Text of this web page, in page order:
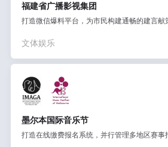
福建省广播影视集团
打造微信爆料平台，为市民构建通畅的建言献
文体娱乐
墨尔本国际音乐节
打造在线缴费报名系统，并行管理多地区赛事